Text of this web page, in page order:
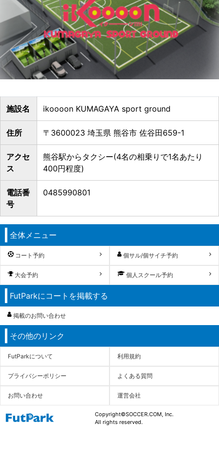
施設名 ikoooon KUMAGAYA sport ground
住所 〒3600023 埼玉県 熊谷市 佐谷田659-1
アクセ
ス
熊谷駅からタクシー(4名の相乗りで1名あたり
400円程度)
電話番
号
0485990801
全体メニュー
コート予約 個サル/個サイチ予約
大会予約 個人スクール予約
FutParkにコートを掲載する
掲載のお問い合わせ
その他のリンク
FutParkについて 利用規約
プライバシーポリシー よくある質問
お問い合わせ 運営会社
Copyright©SOCCER.COM, Inc.
All rights reserved.